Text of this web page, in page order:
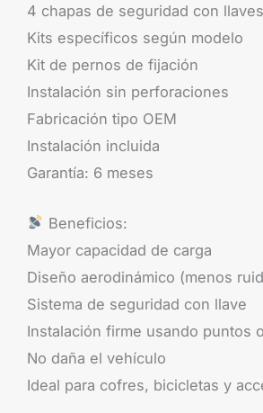
4 chapas de seguridad con llaves
Kits específicos según modelo
Kit de pernos de fijación
Instalación sin perforaciones
Fabricación tipo OEM
Instalación incluida
Garantía: 6 meses
Beneficios:
Mayor capacidad de carga
Diseño aerodinámico (menos
Sistema de seguridad con llave
Instalación firme usando puntos
No daña el vehículo
Ideal para cofres, bicicletas y